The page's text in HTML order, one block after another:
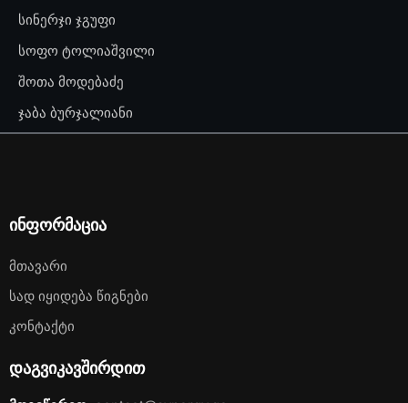
სინერჯი ჯგუფი
სოფო ტოლიაშვილი
შოთა მოდებაძე
ჯაბა ბურჯალიანი
ინფორმაცია
Მთავარი
Სად Იყიდება Წიგნები
Კონტაქტი
დაგვიკავშირდით